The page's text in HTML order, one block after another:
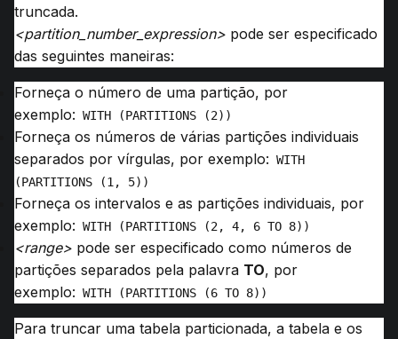
truncada.
<partition_number_expression> pode ser especificado
das seguintes maneiras:
Forneça o número de uma partição, por
exemplo: WITH (PARTITIONS (2))
Forneça os números de várias partições individuais
separados por vírgulas, por exemplo: WITH
(PARTITIONS (1, 5))
Forneça os intervalos e as partições individuais, por
exemplo: WITH (PARTITIONS (2, 4, 6 TO 8))
<range> pode ser especificado como números de
partições separados pela palavra TO, por
exemplo: WITH (PARTITIONS (6 TO 8))
Para truncar uma tabela particionada, a tabela e os